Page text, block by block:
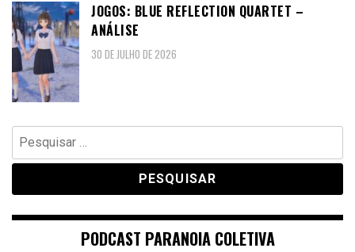
JOGOS: BLUE REFLECTION QUARTET –
ANÁLISE
30 DE JULHO DE 2026
Pesquisar
por:
PODCAST PARANOIA COLETIVA